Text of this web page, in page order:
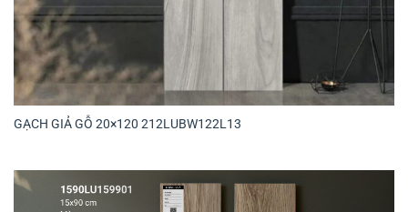
GẠCH GIẢ GỖ 20×120 212LUBW122L13